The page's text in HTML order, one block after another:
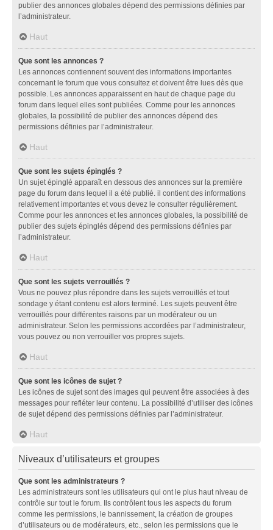
publier des annonces globales dépend des permissions définies par
l’administrateur.
Haut
Que sont les annonces ?
Les annonces contiennent souvent des informations importantes
concernant le forum que vous consultez et doivent être lues dès que
possible. Les annonces apparaissent en haut de chaque page du
forum dans lequel elles sont publiées. Comme pour les annonces
globales, la possibilité de publier des annonces dépend des
permissions définies par l’administrateur.
Haut
Que sont les sujets épinglés ?
Un sujet épinglé apparaît en dessous des annonces sur la première
page du forum dans lequel il a été publié. il contient des informations
relativement importantes et vous devez le consulter régulièrement.
Comme pour les annonces et les annonces globales, la possibilité de
publier des sujets épinglés dépend des permissions définies par
l’administrateur.
Haut
Que sont les sujets verrouillés ?
Vous ne pouvez plus répondre dans les sujets verrouillés et tout
sondage y étant contenu est alors terminé. Les sujets peuvent être
verrouillés pour différentes raisons par un modérateur ou un
administrateur. Selon les permissions accordées par l’administrateur,
vous pouvez ou non verrouiller vos propres sujets.
Haut
Que sont les icônes de sujet ?
Les icônes de sujet sont des images qui peuvent être associées à des
messages pour refléter leur contenu. La possibilité d’utiliser des icônes
de sujet dépend des permissions définies par l’administrateur.
Haut
Niveaux d’utilisateurs et groupes
Que sont les administrateurs ?
Les administrateurs sont les utilisateurs qui ont le plus haut niveau de
contrôle sur tout le forum. Ils contrôlent tous les aspects du forum
comme les permissions, le bannissement, la création de groupes
d’utilisateurs ou de modérateurs, etc., selon les permissions que le